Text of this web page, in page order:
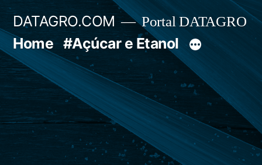
Pular
para
o
conteúdo
DATAGRO.COM Portal DATAGRO
Home #Açúcar e Etanol